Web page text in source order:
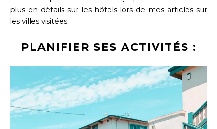
plus en détails sur les hôtels lors de mes articles sur
les villes visitées.
PLANIFIER SES ACTIVITÉS :